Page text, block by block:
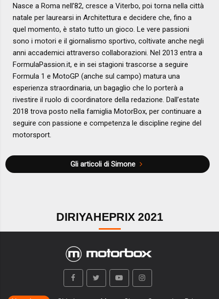
Nasce a Roma nell’82, cresce a Viterbo, poi torna nella città
natale per laurearsi in Architettura e decidere che, fino a
quel momento, è stato tutto un gioco. Le vere passioni
sono i motori e il giornalismo sportivo, coltivate anche negli
anni accademici attraverso collaborazioni. Nel 2013 entra a
FormulaPassion.it, e in sei stagioni trascorse a seguire
Formula 1 e MotoGP (anche sul campo) matura una
esperienza straordinaria, un bagaglio che lo porterà a
rivestire il ruolo di coordinatore della redazione. Dall’estate
2018 trova posto nella famiglia MotorBox, per continuare a
seguire con passione e competenza le discipline regine del
motorsport.
Gli articoli di Simone
DIRIYAHEPRIX 2021